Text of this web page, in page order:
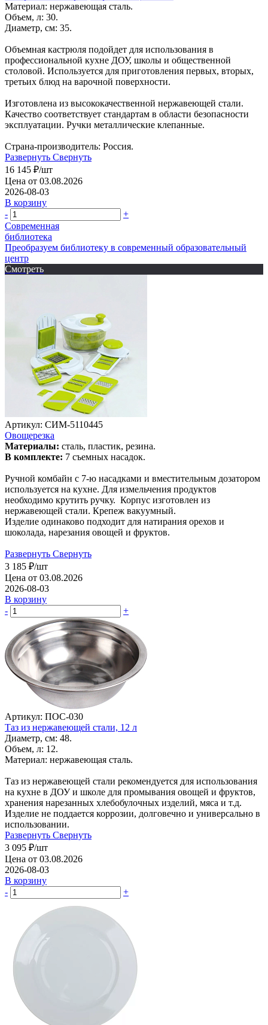
Материал: нержавеющая сталь.
Объем, л: 30.
Диаметр, см: 35.
Объемная кастрюля подойдет для использования в
профессиональной кухне ДОУ, школы и общественной
столовой. Используется для приготовления первых, вторых,
третьих блюд на варочной поверхности.
Изготовлена из высококачественной нержавеющей стали.
Качество соответствует стандартам в области безопасности
эксплуатации. Ручки металлические клепанные.
Страна-производитель: Россия.
Развернуть Свернуть
16 145 ₽/шт
Цена от 03.08.2026
2026-08-03
В корзину
-
+
Современная
библиотека
Преобразуем библиотеку в современный образовательный
центр
Смотреть
Артикул: СИМ-5110445
Овощерезка
Материалы: сталь, пластик, резина.
В комплекте: 7 съемных насадок.
Ручной комбайн с 7-ю насадками и вместительным дозатором
используется на кухне. Для измельчения продуктов
необходимо крутить ручку. Корпус изготовлен из
нержавеющей стали. Крепеж вакуумный.
Изделие одинаково подходит для натирания орехов и
шоколада, нарезания овощей и фруктов.
Развернуть Свернуть
3 185 ₽/шт
Цена от 03.08.2026
2026-08-03
В корзину
-
+
Артикул: ПОС-030
Таз из нержавеющей стали, 12 л
Диаметр, см: 48.
Объем, л: 12.
Материал: нержавеющая сталь.
Таз из нержавеющей стали рекомендуется для использования
на кухне в ДОУ и школе для промывания овощей и фруктов,
хранения нарезанных хлебобулочных изделий, мяса и т.д.
Изделие не поддается коррозии, долговечно и универсально в
использовании.
Развернуть Свернуть
3 095 ₽/шт
Цена от 03.08.2026
2026-08-03
В корзину
-
+